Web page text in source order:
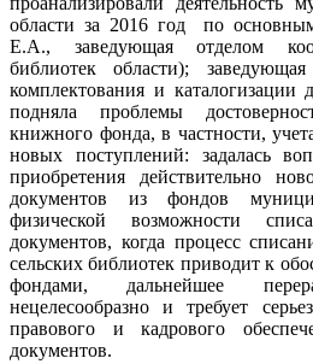
области за 2016 год по
Е.А., заведующая отделом
библиотек области);
комплектования и
подняла проблемы
книжного фонда, в частности,
новых поступлений: задалась
приобретения действительно
документов из фондов
физической возможности
документов, когда процесс
сельских библиотек приводит к
фондами, дальнейшее
нецелесообразно и требует
правового и кадрового
документов.